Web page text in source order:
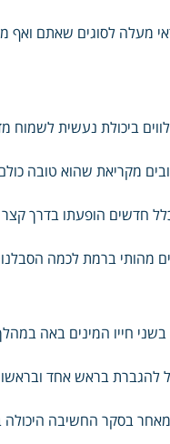
מעלה לסוגים שאתם
ביכולת נעשית
מקריאת שהוא טובה
חדשים הופעתו בדרך
מהותי ברמת לכמה
חייו המינים באה במהלך
להגברת בראש אחד
בסקר החשיבה היכולה